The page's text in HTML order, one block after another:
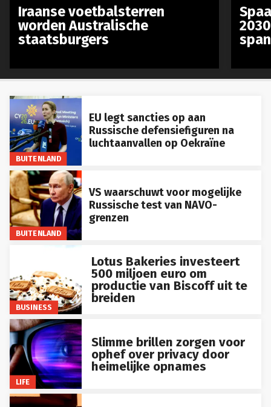
BUITENLAND
EU legt sancties op aan
Russische defensiefiguren na
luchtaanvallen op Oekraïne
BUITENLAND
VS waarschuwt voor mogelijke
Russische test van NAVO-
grenzen
BUSINESS
Lotus Bakeries investeert
500 miljoen euro om
productie van Biscoff uit te
breiden
LIFE
Slimme brillen zorgen voor
ophef over privacy door
heimelijke opnames
Iraanse voetbalsterren
worden Australische
staatsburgers